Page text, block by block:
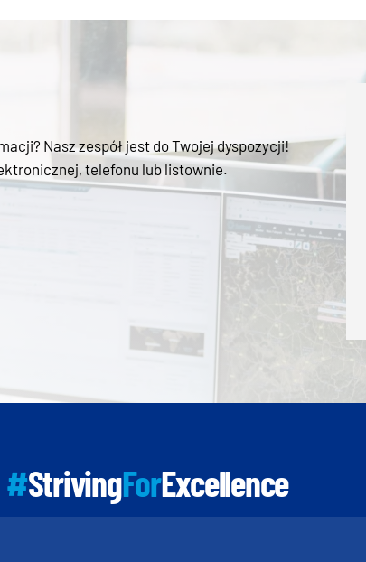
Nasz zespół jest do Twojej dyspozycji!
telefonu lub listownie.
#StrivingForExcellence